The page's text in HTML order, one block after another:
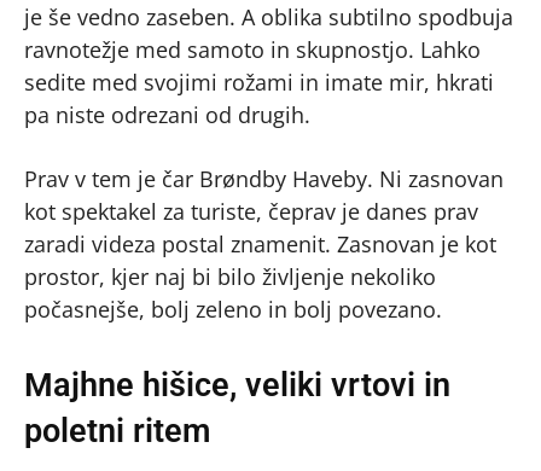
je še vedno zaseben. A oblika subtilno spodbuja
ravnotežje med samoto in skupnostjo. Lahko
sedite med svojimi rožami in imate mir, hkrati
pa niste odrezani od drugih.
Prav v tem je čar Brøndby Haveby. Ni zasnovan
kot spektakel za turiste, čeprav je danes prav
zaradi videza postal znamenit. Zasnovan je kot
prostor, kjer naj bi bilo življenje nekoliko
počasnejše, bolj zeleno in bolj povezano.
Majhne hišice, veliki vrtovi in
poletni ritem